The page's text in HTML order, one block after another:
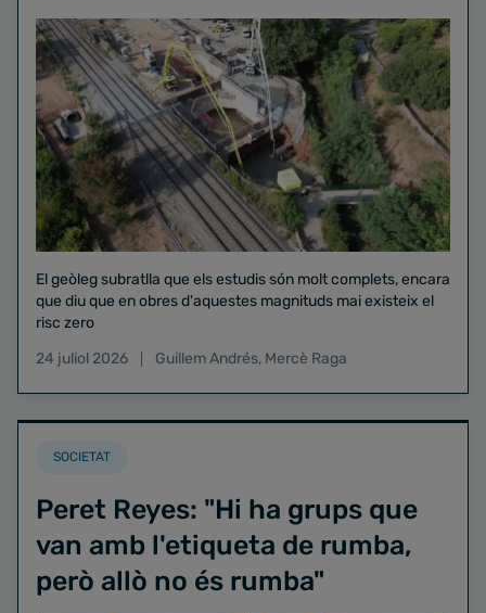
El geòleg subratlla que els estudis són molt complets, encara
que diu que en obres d'aquestes magnituds mai existeix el
risc zero
24 juliol 2026
Guillem Andrés, Mercè Raga
SOCIETAT
Peret Reyes: "Hi ha grups que
van amb l'etiqueta de rumba,
però allò no és rumba"